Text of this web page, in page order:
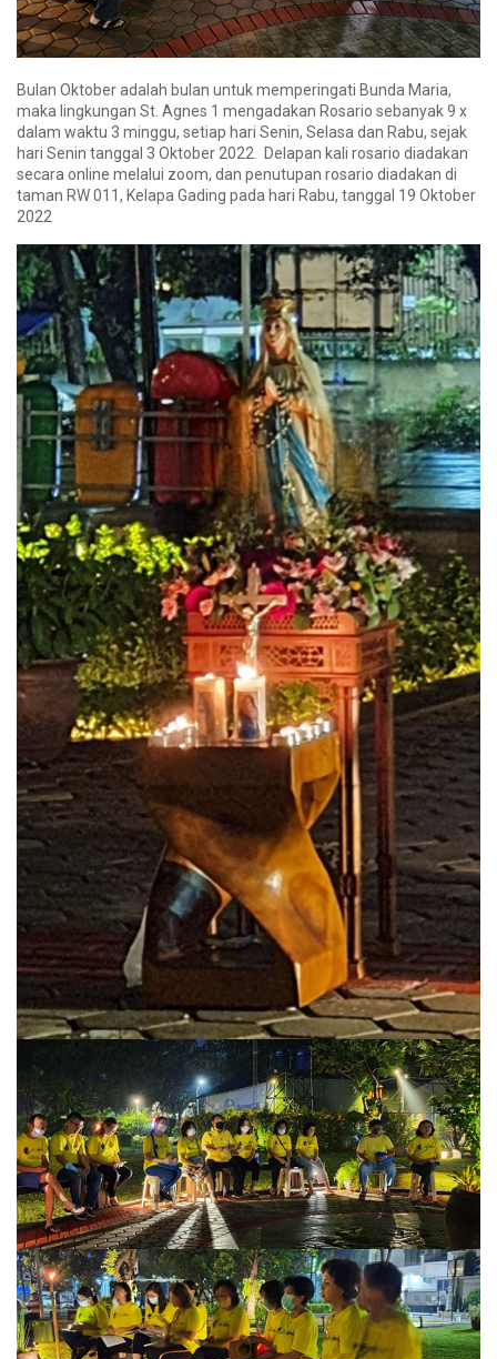
Bulan Oktober adalah bulan untuk memperingati Bunda Maria,
maka lingkungan St. Agnes 1 mengadakan Rosario sebanyak 9 x
dalam waktu 3 minggu, setiap hari Senin, Selasa dan Rabu, sejak
hari Senin tanggal 3 Oktober 2022. Delapan kali rosario diadakan
secara online melalui zoom, dan penutupan rosario diadakan di
taman RW 011, Kelapa Gading pada hari Rabu, tanggal 19 Oktober
2022